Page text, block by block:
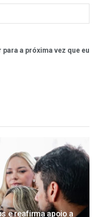
a próxima vez que eu
e reafirma apoio a